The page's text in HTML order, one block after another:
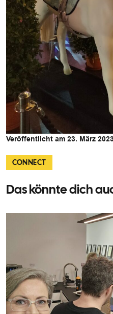
Veröffentlicht am 23. März
CONNECT
Das könnte dich